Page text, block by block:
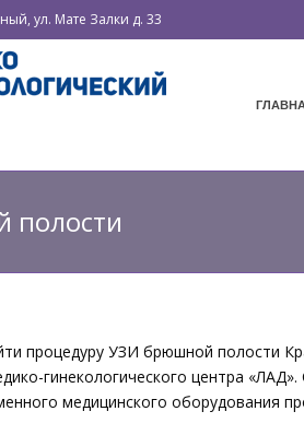
ул. Мате Залки д. 33
процедуру УЗИ брюшной полости
гинекологического центра
медицинского оборудования